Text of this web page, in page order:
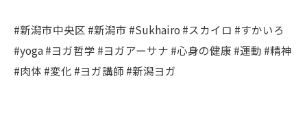
#新潟市中央区 #新潟市 #Sukhairo #スカイロ #すかいろ
#yoga #ヨガ哲学 #ヨガアーサナ #心身の健康 #運動 #精神
#肉体 #変化 #ヨガ講師 #新潟ヨガ